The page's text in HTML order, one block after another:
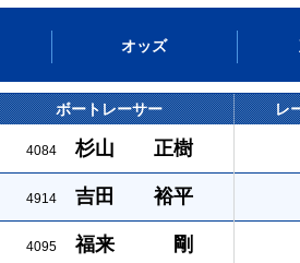
オッズ
ボートレーサー レ
4084 杉山 正樹
4914 吉田 裕平
4095 福来 剛